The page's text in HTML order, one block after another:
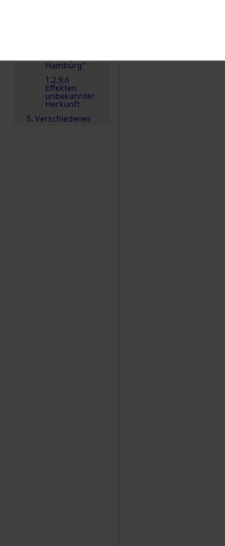
Hamburg“
1.2.9.6
Effekten
unbekannter
Herkunft
5. Verschiedenes